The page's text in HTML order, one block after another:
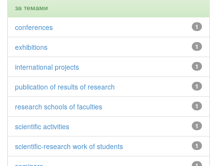
за темами
1
conferences
1
exhibitions
1
international projects
1
publication of results of research
1
research schools of faculties
1
scientific activities
1
scientific-research work of students